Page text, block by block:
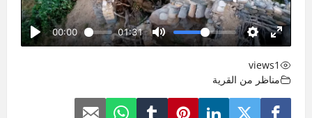
1
views
مناظر من القرية